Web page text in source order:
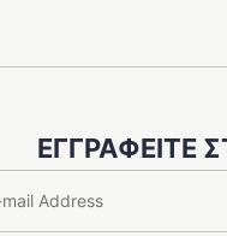
ΕΓΓΡΑΦΕΊΤΕ